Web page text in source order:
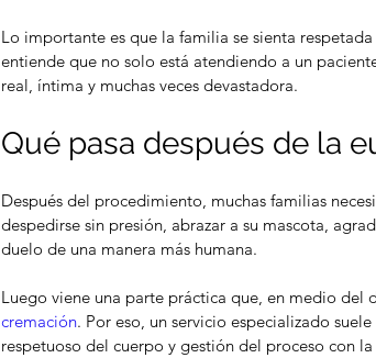
Lo importante es que la familia se sienta
entiende que no solo está atendiendo a un
real, íntima y muchas veces devastadora.
Qué pasa después de la
Después del procedimiento, muchas familias
despedirse sin presión, abrazar a su mascota,
duelo de una manera más humana.
Luego viene una parte práctica que, en medio del
cremación. Por eso, un servicio especializado
respetuoso del cuerpo y gestión del proceso con